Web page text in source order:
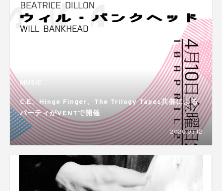
MUSIC
C.E、Hinge Finger、The Trilogy Tapes共催による
パーティがVENTで開催
2020.03.12